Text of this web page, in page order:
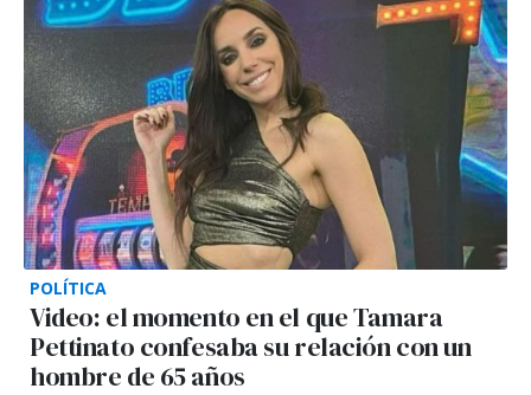
POLÍTICA
Video: el momento en el que Tamara
Pettinato confesaba su relación con un
hombre de 65 años